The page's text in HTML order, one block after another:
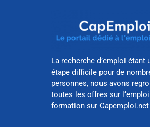
La recherche d’emploi étant
étape difficile pour de
personnes, nous avons
toutes les offres sur
formation sur Capemploi.net